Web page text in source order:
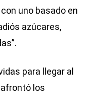
uno basado en
azúcares,
para llegar al
los